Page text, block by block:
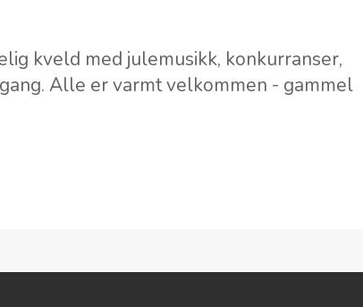
kveld med julemusikk, konkurranser,
Alle er varmt velkommen - gammel